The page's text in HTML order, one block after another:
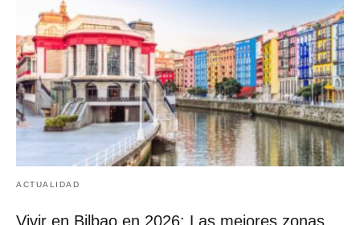
ACTUALIDAD
Vivir en Bilbao en 2026: Las mejores zonas